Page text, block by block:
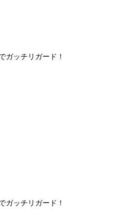
ガッチリガード！
ガッチリガード！